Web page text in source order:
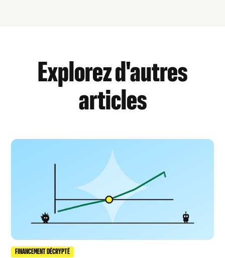
Explorez d'autres
articles
FINANCEMENT DÉCRYPTÉ